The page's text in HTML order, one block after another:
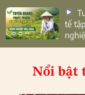
tế
Nổi bật